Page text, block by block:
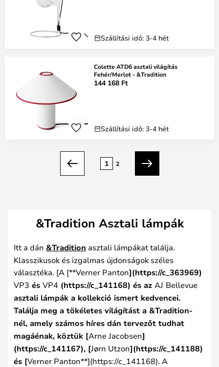
Szállítási idő: 3-4 hét
Colette ATD6 asztali világítás
Fehér/Merlot - &Tradition
144 168 Ft
Szállítási idő: 3-4 hét
Előző
1 2
Következő
&Tradition Asztali lámpák
Itt a dán &Tradition asztali lámpákat találja.
Klasszikusok és izgalmas újdonságok széles
választéka. [A [**Verner Panton](https://c_363969)
VP3 és VP4 (https://c_141168) és az AJ Bellevue
asztali lámpák a kollekció ismert kedvencei.
Találja meg a tökéletes világítást a &Tradition-
nél, amely számos híres dán tervezőt tudhat
magáénak, köztük [Arne Jacobsen]
(https://c_141167), [Jørn Utzon](https://c_141188)
és [Verner Panton**](https://c_141168). A